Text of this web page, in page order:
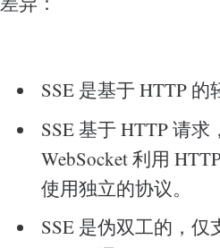
SSE 是基于 HTTP 的
SSE 基于 HTTP 请
WebSocket 利用
使用独立的协议。
SSE 是伪双工的，